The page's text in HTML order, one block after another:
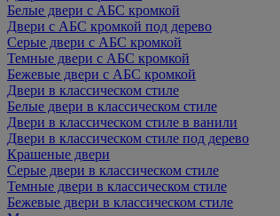
Белые двери с АБС кромкой
Двери с АБС кромкой под дерево
Серые двери с АБС кромкой
Темные двери с АБС кромкой
Бежевые двери с АБС кромкой
Двери в классическом стиле
Белые двери в классическом стиле
Двери в классическом стиле в ванили
Двери в классическом стиле под дерево
Крашеные двери
Серые двери в классическом стиле
Темные двери в классическом стиле
Бежевые двери в классическом стиле